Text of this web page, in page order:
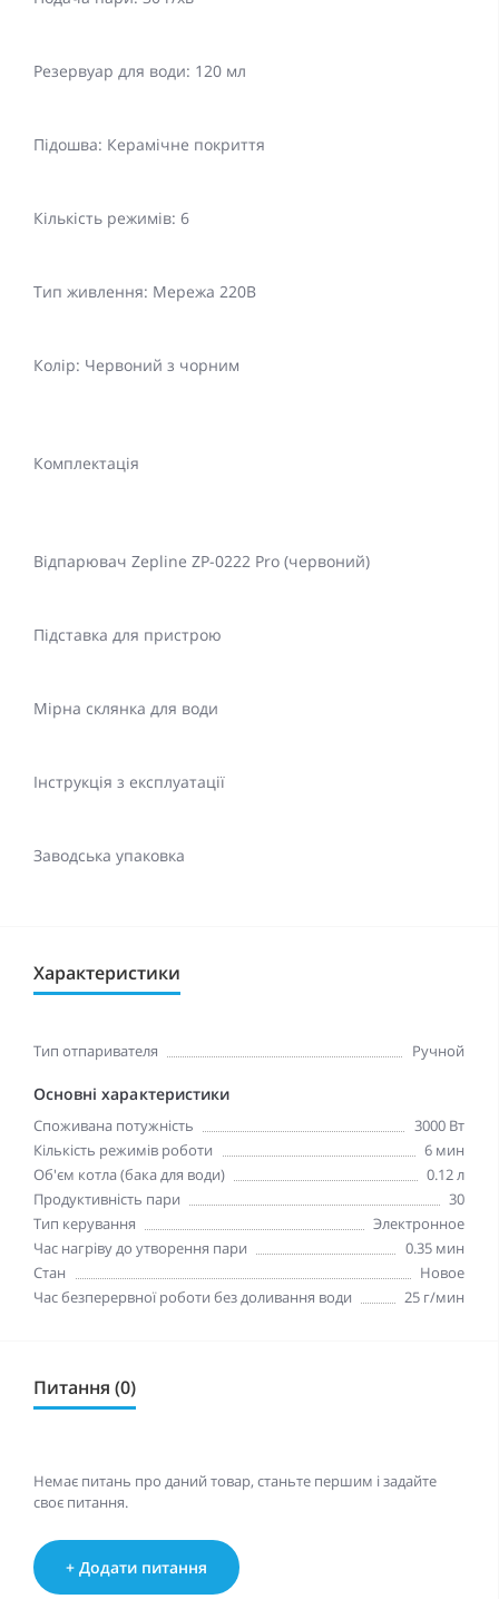
Резервуар для води: 120 мл
Підошва: Керамічне покриття
Кількість режимів: 6
Тип живлення: Мережа 220В
Колір: Червоний з чорним
Комплектація
Відпарювач Zepline ZP-0222 Pro (червоний)
Підставка для пристрою
Мірна склянка для води
Інструкція з експлуатації
Заводська упаковка
Характеристики
Тип отпаривателя Ручной
Основні характеристики
Споживана потужність
3000 Вт
Кількість режимів роботи
6 мин
Об'єм котла (бака для води)
0.12 л
Продуктивність пари
30
Тип керування
Электронное
Час нагріву до утворення пари
0.35 мин
Стан
Новое
Час безперервної роботи без доливання води
25 г/мин
Питання (0)
Немає питань про даний товар, станьте першим і задайте
своє питання.
+ Додати питання